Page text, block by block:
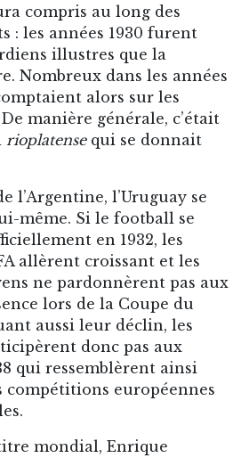
compris au long des
: les années 1930 furent
illustres que la
Nombreux dans les années
alors sur les
manière générale, c’était
rioplatensequi se donnait
l’Argentine, l’Uruguay se
même. Si le football se
en 1932, les
allèrent croissant et les
ne pardonnèrent pas aux
lors de la Coupe du
aussi leur déclin, les
donc pas aux
qui ressemblèrent ainsi
compétitions européennes
mondial, Enrique